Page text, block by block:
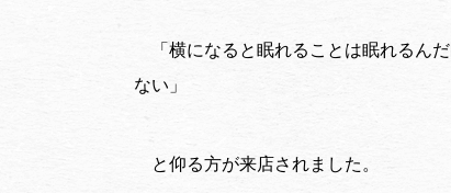
「横になると眠れることは眠れるん
ない」
と仰る方が来店されました。